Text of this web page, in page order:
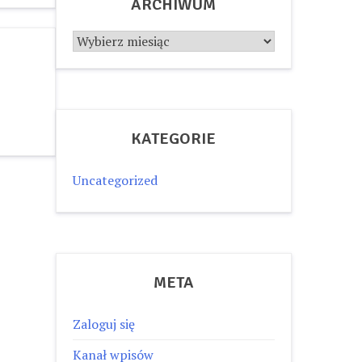
ARCHIWUM
Archiwum
KATEGORIE
Uncategorized
META
Zaloguj się
Kanał wpisów